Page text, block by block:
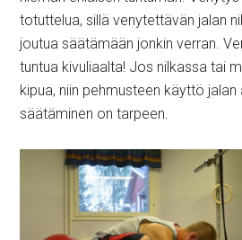
totuttelua, sillä venytettävän jalan
joutua säätämään jonkin verran.
tuntua kivuliaalta! Jos nilkassa tai
kipua, niin pehmusteen käyttö jalan
säätäminen on tarpeen.